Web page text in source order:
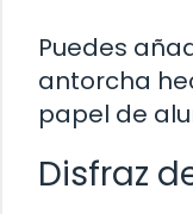
Puedes
antorcha
papel de
Disfraz